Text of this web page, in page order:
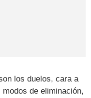
los duelos, cara a
de eliminación,